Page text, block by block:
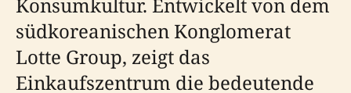
südkoreanischen Konglomerat
Lotte Group, zeigt das
Einkaufszentrum die bedeutende